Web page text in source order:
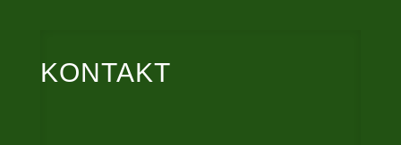
KONTAKT